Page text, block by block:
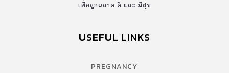
เพื่อลูกฉลาด ดี และ มีสุข
USEFUL LINKS
PREGNANCY